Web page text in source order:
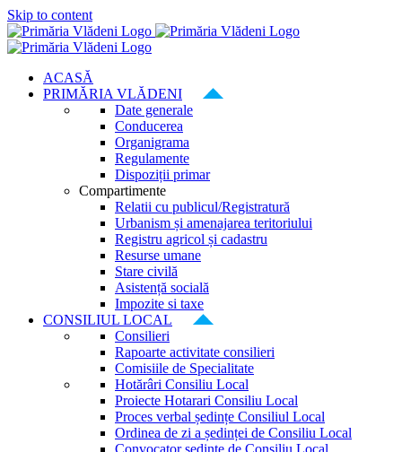
Skip to content
ACASĂ
PRIMĂRIA VLĂDENI
Date generale
Conducerea
Organigrama
Regulamente
Dispoziții primar
Compartimente
Relatii cu publicul/Registratură
Urbanism și amenajarea teritoriului
Registru agricol și cadastru
Resurse umane
Stare civilă
Asistență socială
Impozite si taxe
CONSILIUL LOCAL
Consilieri
Rapoarte activitate consilieri
Comisiile de Specialitate
Hotărâri Consiliu Local
Proiecte Hotarari Consiliu Local
Proces verbal ședințe Consiliul Local
Ordinea de zi a ședinței de Consiliu Local
Convocator ședințe de Consiliu Local